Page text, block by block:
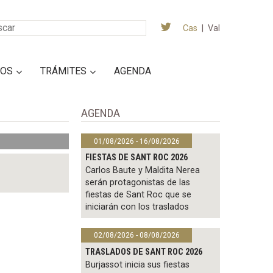
Cas Val
TRÁMITES AGENDA
AGENDA
01/08/2026 - 16/08/2026
FIESTAS DE SANT ROC 2026
Carlos Baute y Maldita Nerea
serán protagonistas de las
fiestas de Sant Roc que se
iniciarán con los traslados
02/08/2026 - 08/08/2026
TRASLADOS DE SANT ROC 2026
Burjassot inicia sus fiestas